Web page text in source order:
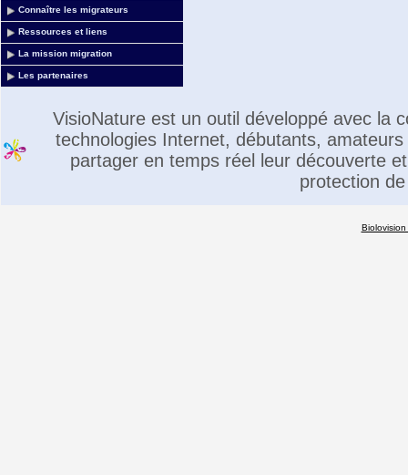
Connaître les migrateurs
Ressources et liens
La mission migration
Les partenaires
VisioNature est un outil développé avec la
technologies Internet, débutants,
partager en temps réel leur découverte
protection
Biolovision